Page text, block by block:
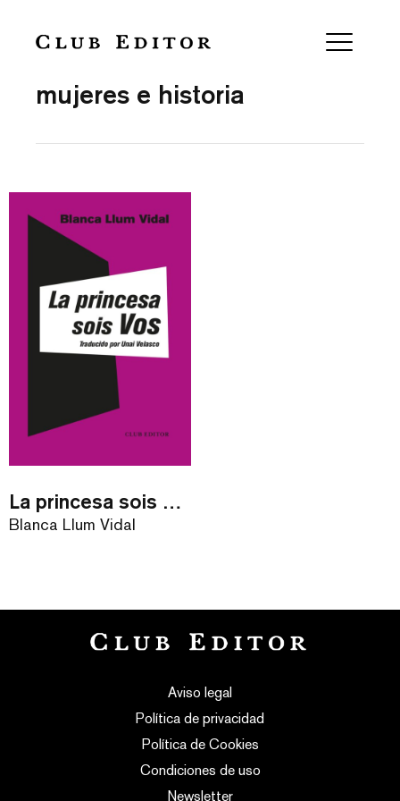
mujeres e historia
La princesa sois Vos
Blanca Llum Vidal
Aviso legal
Política de privacidad
Política de Cookies
Condiciones de uso
Newsletter